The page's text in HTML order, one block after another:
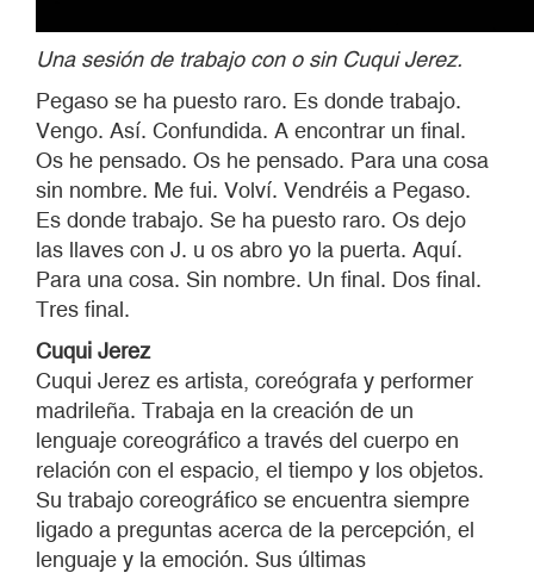
Una sesión de trabajo con o sin Cuqui Jerez.
Pegaso se ha puesto raro. Es donde trabajo.
Vengo. Así. Confundida. A encontrar un final.
Os he pensado. Os he pensado. Para una cosa
sin nombre. Me fui. Volví. Vendréis a Pegaso.
Es donde trabajo. Se ha puesto raro. Os dejo
las llaves con J. u os abro yo la puerta. Aquí.
Para una cosa. Sin nombre. Un final. Dos final.
Tres final.
Cuqui Jerez
Cuqui Jerez es artista, coreógrafa y performer
madrileña. Trabaja en la creación de un
lenguaje coreográfico a través del cuerpo en
relación con el espacio, el tiempo y los objetos.
Su trabajo coreográfico se encuentra siempre
ligado a preguntas acerca de la percepción, el
lenguaje y la emoción. Sus últimas